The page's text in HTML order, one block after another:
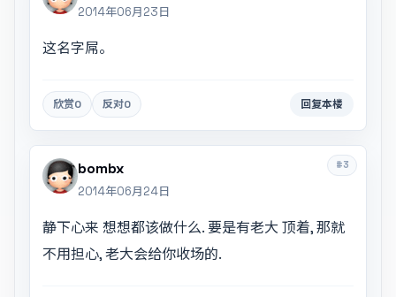
2014年06月23日
这名字屌。
欣赏0 反对0 回复本楼
#3
bombx
2014年06月24日
静下心来 想想都该做什么. 要是有老大 顶着, 那就
不用担心, 老大会给你收场的.